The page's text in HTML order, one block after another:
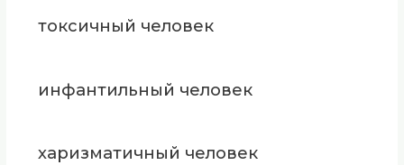
токсичный человек
инфантильный человек
харизматичный человек